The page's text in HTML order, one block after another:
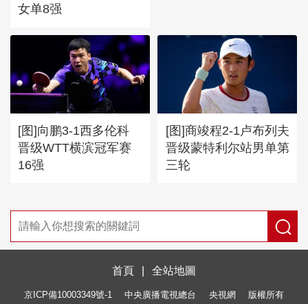
女单8强
[图]向鹏3-1西多伦科
晋级WTT横滨冠军赛
16强
[图]商竣程2-1卢布列夫
晋级蒙特利尔站男单第
三轮
首頁 全站地圖
京ICP備10003349號-1 中央廣播電視總台 央視網 版權所有